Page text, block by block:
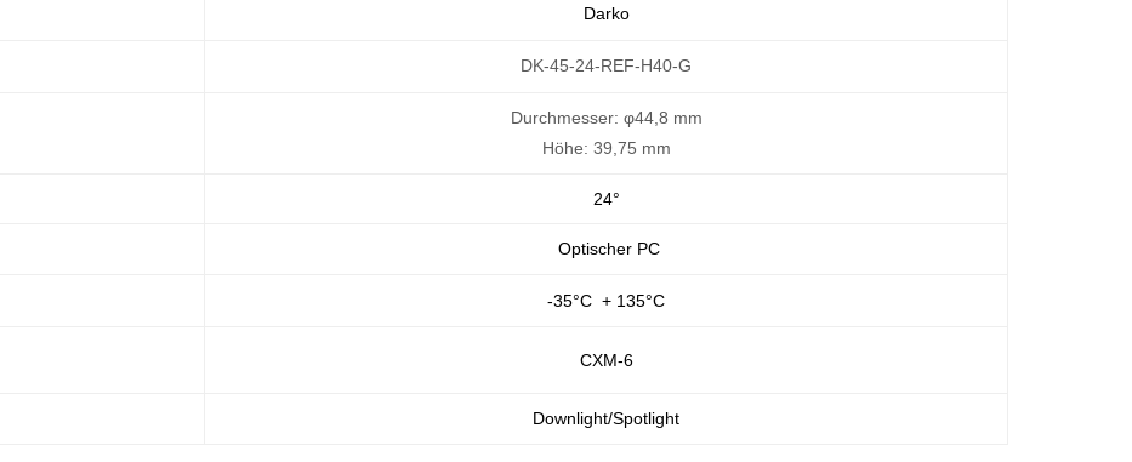
Darko
DK-45-24-REF-H40-G
Durchmesser: φ44,8 mm
Höhe: 39,75 mm
24°
Optischer PC
-35°C + 135°C
CXM-6
Downlight/Spotlight